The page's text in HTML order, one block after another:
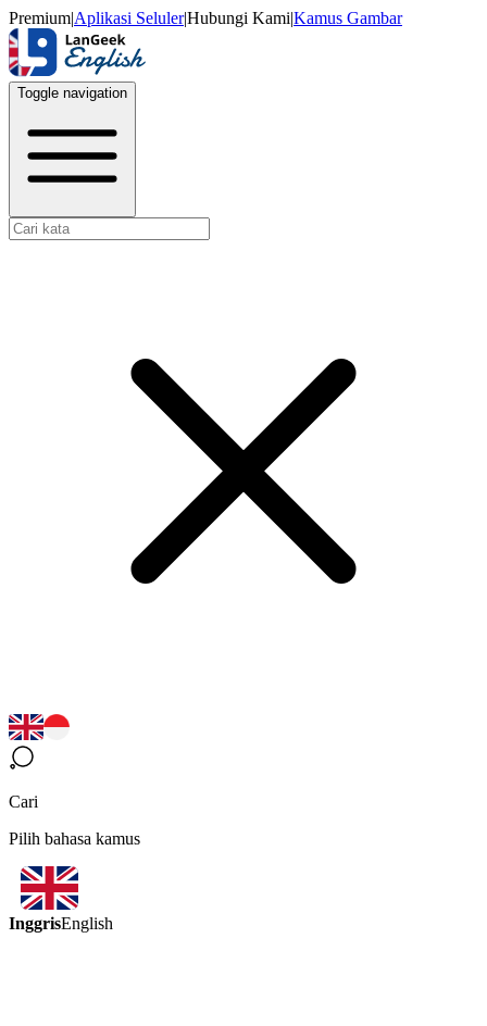
Premium|Aplikasi Seluler|Hubungi Kami|Kamus Gambar
Toggle navigation
Cari
Pilih bahasa kamus
InggrisEnglish